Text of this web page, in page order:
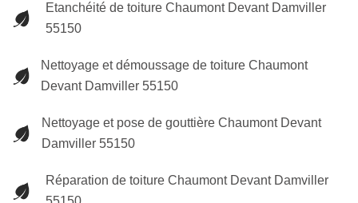
Etanchéité de toiture Chaumont Devant Damviller
55150
Nettoyage et démoussage de toiture Chaumont
Devant Damviller 55150
Nettoyage et pose de gouttière Chaumont Devant
Damviller 55150
Réparation de toiture Chaumont Devant Damviller